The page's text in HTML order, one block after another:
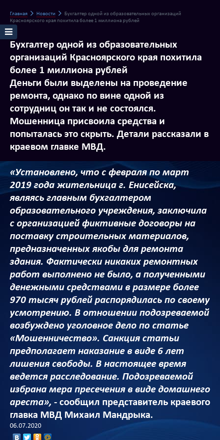
Главная Новости
Бухгалтер одной из образовательных организаций
Красноярского края похитила более 1 миллиона рублей
Бухгалтер одной из образовательных
организаций Красноярского края похитила
более 1 миллиона рублей
Деньги были выделены на проведение
ремонта, однако по вине одной из
сотрудниц он так и не состоялся.
Мошенница присвоила средства и
попыталась это скрыть. Детали рассказали в
краевом главке МВД.
«Установлено, что с февраля по март
2019 года жительница г. Енисейска,
являясь главным бухгалтером
образовательного учреждения, заключила
с организацией фиктивные договоры на
поставку строительных материалов,
предназначенных якобы для ремонта
здания. Фактически никаких ремонтных
работ выполнено не было, а полученными
денежными средствами в размере более
970 тысяч рублей распорядилась по своему
усмотрению. В отношении подозреваемой
возбуждено уголовное дело по статье
«Мошенничество». Санкция статьи
предполагает наказание в виде 6 лет
лишения свободы. В настоящее время
ведется расследование. Подозреваемой
избрана мера пресечения в виде домашнего
ареста», - сообщил представитель краевого
главка МВД Михаил Мандрыка.
06.07.2020